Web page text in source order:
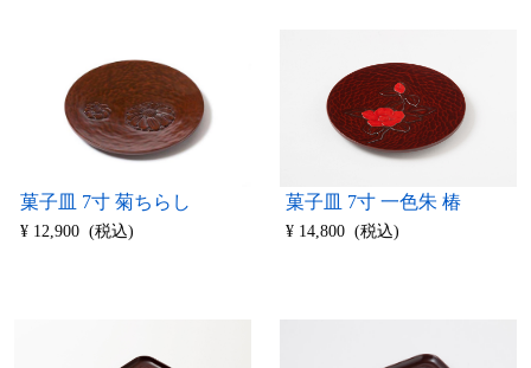
菓子皿 7寸 菊ちらし
¥ 12,900 (税込)
菓子皿 7寸 一色朱 椿
¥ 14,800 (税込)